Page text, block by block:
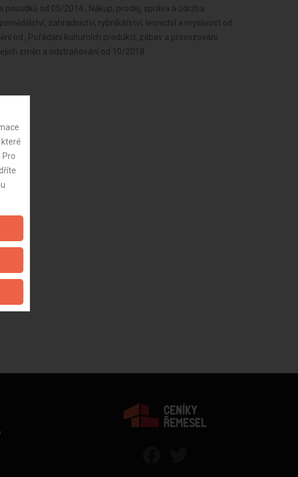
od 05/2014 , Nákup, prodej, správa a údržba
zahradnictví, rybníkářství, lesnictví a myslivost od
od , Pořádání kulturních produkcí, zábav a provozování
změn a odstraňování od 10/2018
Pro